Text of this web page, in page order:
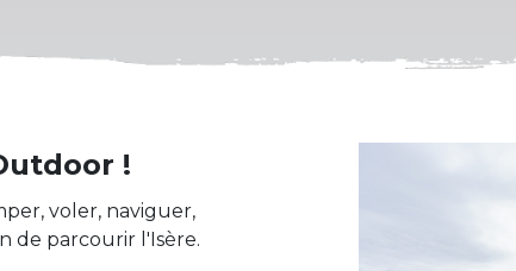
!
voler, naviguer,
de parcourir l'Isère.